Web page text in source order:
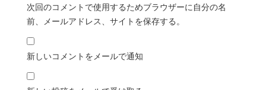
次回のコメントで使用するためブラウザーに自分の名
前、メールアドレス、サイトを保存する。
新しいコメントをメールで通知